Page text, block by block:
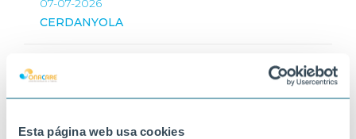
Esta página web usa cookies
07-07-2026
CERDANYOLA